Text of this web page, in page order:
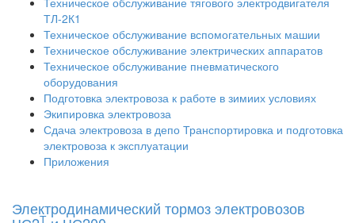
ТЛ-2К1
Техническое обслуживание вспомогательных машии
Техническое обслуживание электрических аппаратов
Техническое обслуживание пневматического
оборудования
Подготовка электровоза к работе в зимиих условиях
Экипировка электровоза
Сдача электровоза в депо Транспортировка и подготовка
электровоза к эксплуатации
Приложения
Электродинамический тормоз электровозов
Т